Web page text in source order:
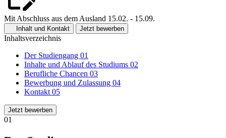
Mit Abschluss aus dem Ausland 15.02. - 15.09.
Inhalt und Kontakt Jetzt bewerben
Inhaltsverzeichnis
Der Studiengang 01
Inhalte und Ablauf des Studiums 02
Berufliche Chancen 03
Bewerbung und Zulassung 04
Kontakt 05
Jetzt bewerben
01